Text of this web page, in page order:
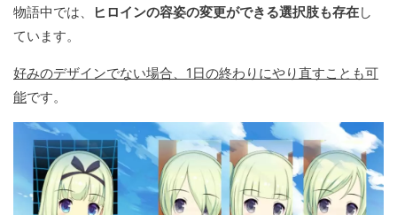
物語中では、 ヒロインの容姿の変更ができる選択肢も存在し
ています。
好みのデザインでない場合、1日の終わりにやり直すことも可
能です。